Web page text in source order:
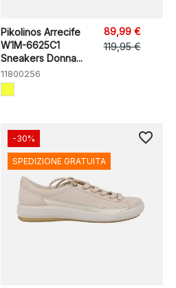
Pikolinos Arrecife
W1M-6625C1
Sneakers Donna...
11800256
89,99 €
119,95 €
-30%
SPEDIZIONE GRATUITA
favorite_border